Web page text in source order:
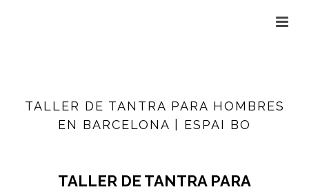
TALLER DE TANTRA PARA HOMBRES
EN BARCELONA | ESPAI BO
TALLER DE TANTRA PARA